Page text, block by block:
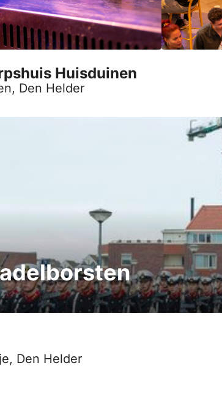
Huisduinen
Den Helder
Den Helder